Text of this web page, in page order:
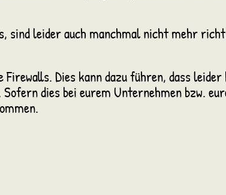
sind leider auch manchmal nicht mehr
Dies kann dazu führen, dass
dies bei eurem Unternehmen bzw.